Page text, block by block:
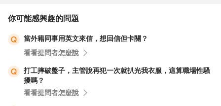
你可能感興趣的問題
當外籍同事用英文來信，想回信但卡關？
看看提問者怎麼說
打工摔破盤子，主管說再犯一次就扒光我衣服，這算職場性騷
擾嗎？
看看提問者怎麼說